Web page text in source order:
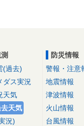
(過去)
ダス実況
天気
天気
況)
防災情報
警報・注意
地震情報
津波情報
火山情報
台風情報